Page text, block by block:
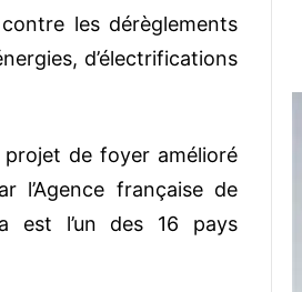
les dérèglements
d’électrifications
projet de foyer amélioré
l’Agence française de
est l’un des 16 pays